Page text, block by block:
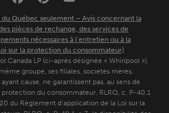
Québec seulement – Avis concernant la
pièces de rechange, des services de
nécessaires à l’entretien ou à la
sur la protection du consommateur)
Canada LP (ci-après désignée « Whirlpool »),
groupe, ses filiales, sociétés mères,
cause, ne garantissent pas, au sens de
protection du consommateur, RLRQ, c. P-40.1
du Règlement d’application de la Loi sur la